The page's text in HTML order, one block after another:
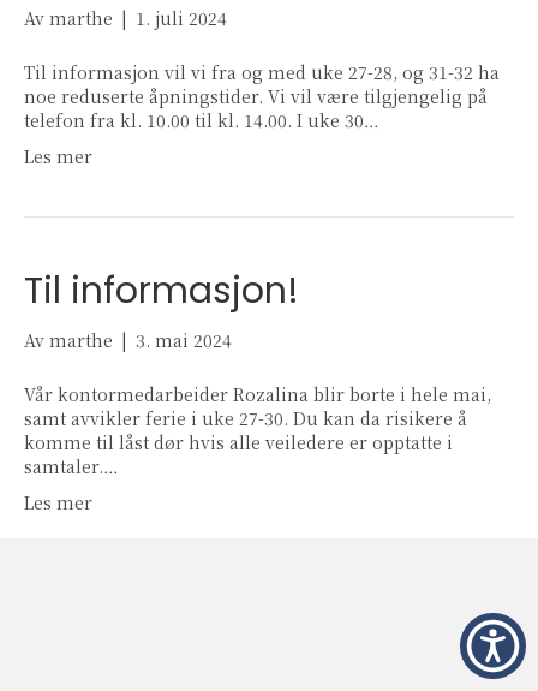
Av marthe | 1. juli 2024
Til informasjon vil vi fra og med uke 27-28, og 31-32 ha
noe reduserte åpningstider. Vi vil være tilgjengelig på
telefon fra kl. 10.00 til kl. 14.00. I uke 30…
Les mer
Til informasjon!
Av marthe | 3. mai 2024
Vår kontormedarbeider Rozalina blir borte i hele mai,
samt avvikler ferie i uke 27-30. Du kan da risikere å
komme til låst dør hvis alle veiledere er opptatte i
samtaler.…
Les mer